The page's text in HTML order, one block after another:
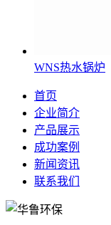
WNS热水锅炉
首页
企业简介
产品展示
成功案例
新闻资讯
联系我们